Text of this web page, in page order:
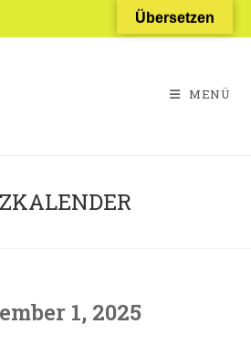
MENÜ
1, 2025
Übersetzen